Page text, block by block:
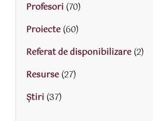
Profesori (70)
Proiecte(60)
Referat de disponibilizare(2)
Resurse(27)
Știri (37)